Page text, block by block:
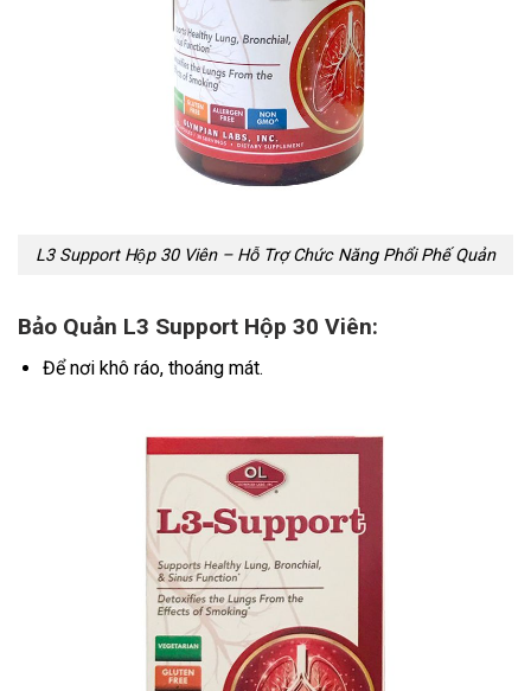
L3 Support Hộp 30 Viên – Hỗ Trợ Chức Năng Phổi Phế Quản
Bảo Quản L3 Support Hộp 30 Viên:
Để nơi khô ráo, thoáng mát.